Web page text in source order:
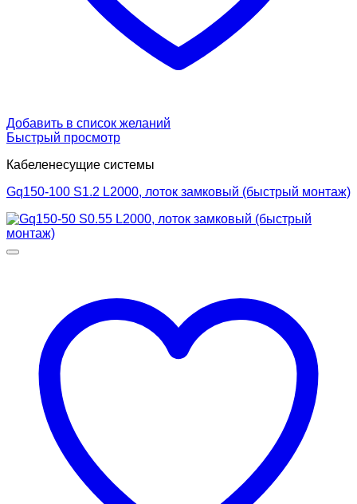
Добавить в список желаний
Быстрый просмотр
Кабеленесущие системы
Gq150-100 S1.2 L2000, лоток замковый (быстрый монтаж)